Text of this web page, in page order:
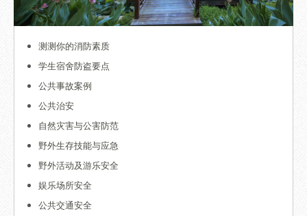
测测你的消防素质
学生宿舍防盗要点
公共事故案例
公共治安
自然灾害与公害防范
野外生存技能与应急
野外活动及游乐安全
娱乐场所安全
公共交通安全